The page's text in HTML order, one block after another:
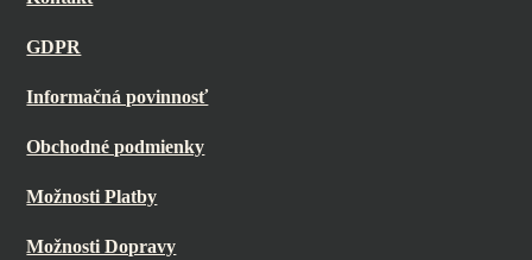
GDPR
Informačná povinnosť
Obchodné podmienky
Možnosti Platby
Možnosti Dopravy